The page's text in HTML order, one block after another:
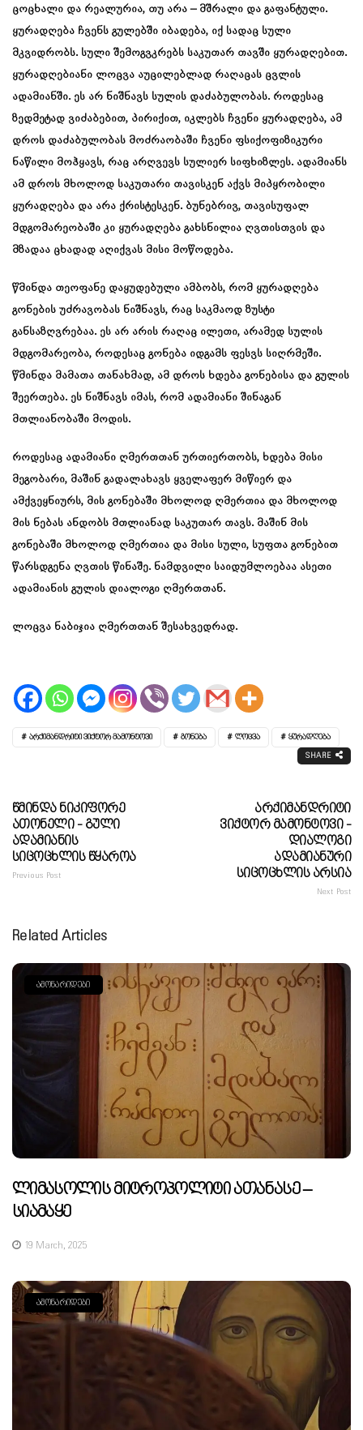
ცოცხალი და რეალურია, თუ არა – მშრალი და გაფანტული.
ყურადღება ჩვენს გულებში იბადება, იქ სადაც სული
მკვიდრობს. სული შემოგვკრებს საკუთარ თავში ყურადღებით.
ყურადღებიანი ლოცვა აუცილებლად რაღაცას ცვლის
ადამიანში. ეს არ ნიშნავს სულის დაძაბულობას. როდესაც
ზედმეტად ვიძაბებით, პირიქით, იკლებს ჩვენი ყურადღება, ამ
დროს დაძაბულობას მოძრაობაში ჩვენი ფსიქოფიზიკური
ნაწილი მოჰყავს, რაც არღვევს სულიერ სიფხიზლეს. ადამიანს
ამ დროს მხოლოდ საკუთარი თავისკენ აქვს მიპყრობილი
ყურადღება და არა ქრისტესკენ. ბუნებრივ, თავისუფალ
მდგომარეობაში კი ყურადღება გახსნილია ღვთისთვის და
მზადაა ცხადად აღიქვას მისი მოწოდება.
წმინდა თეოფანე დაყუდებული ამბობს, რომ ყურადღება
გონების უძრავობას ნიშნავს, რაც საკმაოდ ზუსტი
განსაზღვრებაა. ეს არ არის რაღაც ილეთი, არამედ სულის
მდგომარეობა, როდესაც გონება იდგამს ფესვს სიღრმეში.
წმინდა მამათა თანახმად, ამ დროს ხდება გონებისა და გულის
შეერთება. ეს ნიშნავს იმას, რომ ადამიანი შინაგან
მთლიანობაში მოდის.
როდესაც ადამიანი ღმერთთან ურთიერთობს, ხდება მისი
მეგობარი, მაშინ გადალახავს ყველაფერ მიწიერ და
ამქვეყნიურს, მის გონებაში მხოლოდ ღმერთია და მხოლოდ
მის ნებას ანდობს მთლიანად საკუთარ თავს. მაშინ მის
გონებაში მხოლოდ ღმერთია და მისი სული, სუფთა გონებით
წარსდგენა ღვთის წინაშე. ნამდვილი საიდუმლოებაა ასეთი
ადამიანის გულის დიალოგი ღმერთთან.
ლოცვა ნაბიჯია ღმერთთან შესახვედრად.
ᲐᲠᲥᲘᲛᲐᲜᲓᲠᲘᲢᲘ ᲕᲘᲥᲢᲝᲠ ᲛᲐᲛᲝᲜᲢᲝᲕᲘ ᲒᲝᲜᲔᲑᲐ ᲚᲝᲪᲕᲐ ᲧᲣᲠᲐᲓᲦᲔᲑᲐ
SHARE
Წმინდა Ნიკიფორე
Ათონელი - Გული
Ადამიანის
Სიცოცხლის Წყაროა
Previous Post
Არქიმანდრიტი
Ვიქტორ Მამონტოვი -
Დიალოგი
Ადამიანური
Სიცოცხლის Არსია
Next Post
Related Articles
ᲐᲛᲝᲜᲐᲠᲘᲓᲔᲑᲘ
Ლიმასოლის Მიტროპოლიტი Ათანასე –
Სიამაყე
19 March, 2025
ᲐᲛᲝᲜᲐᲠᲘᲓᲔᲑᲘ